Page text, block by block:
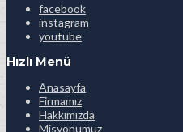
facebook
instagram
youtube
Hızlı Menü
Anasayfa
Firmamız
Hakkımızda
Misyonumuz